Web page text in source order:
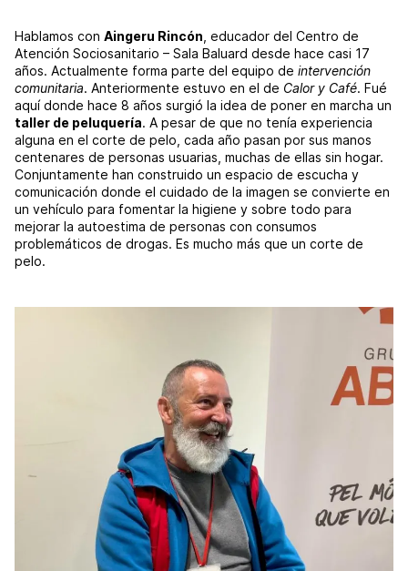
Hablamos con Aingeru Rincón , educador del Centro de
Atención Sociosanitario – Sala Baluard desde hace casi 17
años. Actualmente forma parte del equipo de intervención
comunitaria. Anteriormente estuvo en el de Calor y Café. Fué
aquí donde hace 8 años surgió la idea de poner en marcha un
taller de peluquería. A pesar de que no tenía experiencia
alguna en el corte de pelo, cada año pasan por sus manos
centenares de personas usuarias, muchas de ellas sin hogar.
Conjuntamente han construido un espacio de escucha y
comunicación donde el cuidado de la imagen se convierte en
un vehículo para fomentar la higiene y sobre todo para
mejorar la autoestima de personas con consumos
problemáticos de drogas. Es mucho más que un corte de
pelo.